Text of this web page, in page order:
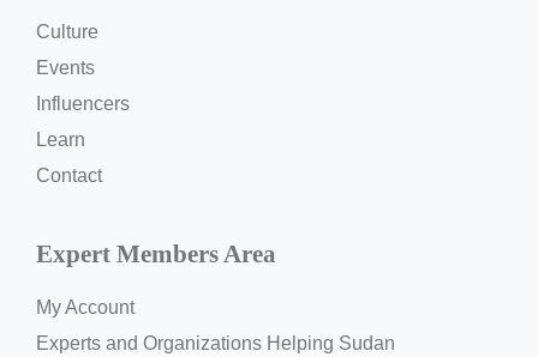
Culture
Events
Influencers
Learn
Contact
Expert Members Area
My Account
Experts and Organizations Helping Sudan